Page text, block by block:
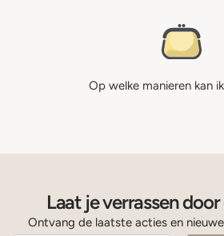
Op welke manieren kan
Laat je verrassen
Ontvang de laatste acties en